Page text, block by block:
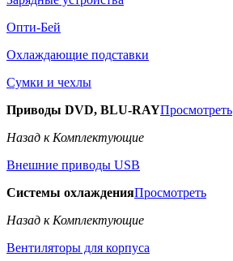
Опти-Бей
Охлаждающие подставки
Сумки и чехлы
Приводы DVD, BLU-RAYПросмотреть
Назад к Комплектующие
Внешние приводы USB
Системы охлажденияПросмотреть
Назад к Комплектующие
Вентиляторы для корпуса